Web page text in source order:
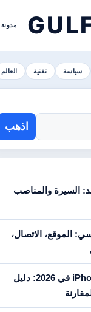
مدونة
سياسة تقنية العالم
اذهب
السيرة والمناصب
الموقع، الاتصال،
شراء iPhone 12 Pro Max في 2026: دليل